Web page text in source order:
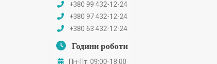
+380 99 432-12-24
+380 97 432-12-24
+380 63 432-12-24
Години роботи
Пн-Пт: 09:00-18:00